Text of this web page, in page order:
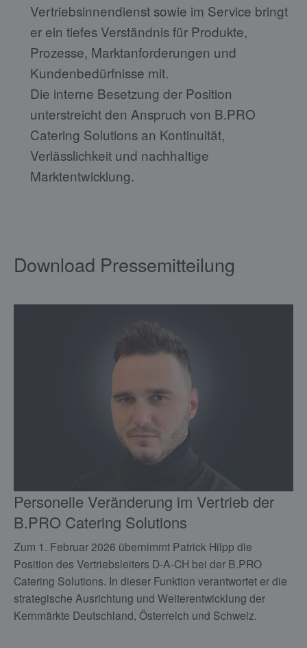
Vertriebsinnendienst sowie im Service bringt
er ein tiefes Verständnis für Produkte,
Prozesse, Marktanforderungen und
Kundenbedürfnisse mit.
Die interne Besetzung der Position
unterstreicht den Anspruch von B.PRO
Catering Solutions an Kontinuität,
Verlässlichkeit und nachhaltige
Marktentwicklung.
Download Pressemitteilung
Personelle Veränderung im Vertrieb der
B.PRO Catering Solutions
Zum 1. Februar 2026 übernimmt Patrick Hilpp die
Position des Vertriebsleiters D-A-CH bei der B.PRO
Catering Solutions. In dieser Funktion verantwortet er die
strategische Ausrichtung und Weiterentwicklung der
Kernmärkte Deutschland, Österreich und Schweiz.